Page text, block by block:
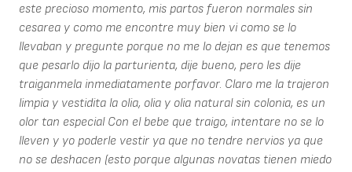
este precioso momento, mis partos fueron normales sin
cesarea y como me encontre muy bien vi como se lo
llevaban y pregunte porque no me lo dejan es que tenemos
que pesarlo dijo la parturienta, dije bueno, pero les dije
traiganmela inmediatamente porfavor. Claro me la trajeron
limpia y vestidita la olia, olia y olia natural sin colonia, es un
olor tan especial Con el bebe que traigo, intentare no se lo
lleven y yo poderle vestir ya que no tendre nervios ya que
no se deshacen (esto porque algunas novatas tienen miedo